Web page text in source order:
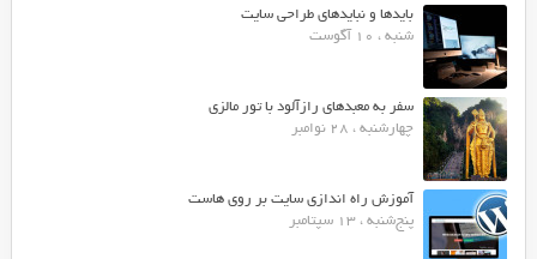
بایدها و نبایدهای طراحی سایت
شنبه ، 10 آگوست
سفر به معبدهای رازآلود با تور مالزی
چهارشنبه ، 28 نوامبر
آموزش راه اندازی سایت بر روی هاست
پنج‌شنبه ، 13 سپتامبر